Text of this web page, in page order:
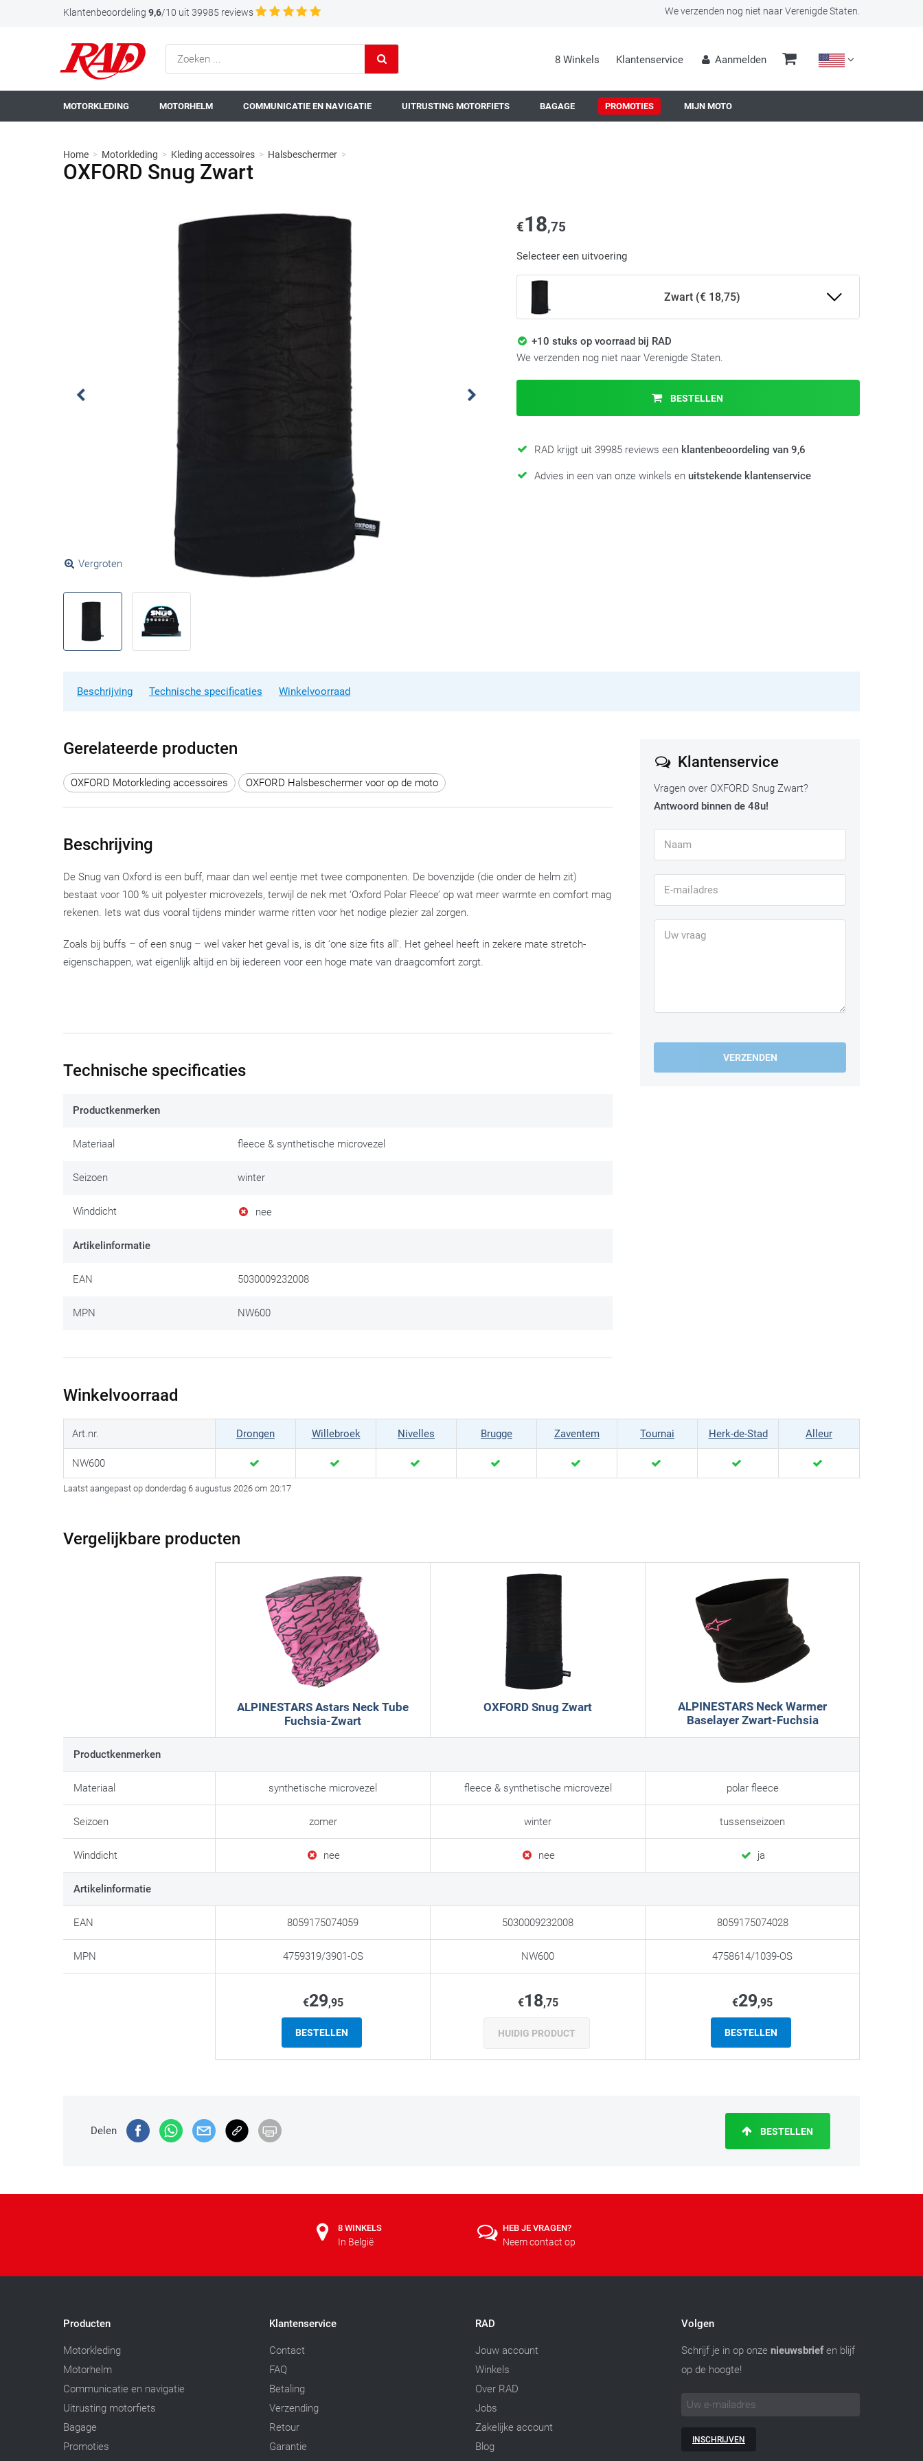
Klantenbeoordeling 9,6/10 uit 39985 reviews We verzenden nog niet naar Verenigde Staten.
8 Winkels Klantenservice Aanmelden
MOTORKLEDING MOTORHELM COMMUNICATIE EN NAVIGATIE UITRUSTING MOTORFIETS BAGAGE PROMOTIES MIJN MOTO
Home > Motorkleding > Kleding accessoires > Halsbeschermer >
OXFORD Snug Zwart
Vergroten
€18,75
Selecteer een uitvoering
Zwart (€ 18,75)
+10 stuks op voorraad bij RAD
We verzenden nog niet naar Verenigde Staten.
BESTELLEN
RAD krijgt uit 39985 reviews een klantenbeoordeling van 9,6
Advies in een van onze winkels en uitstekende klantenservice
Beschrijving Technische specificaties Winkelvoorraad
Gerelateerde producten
OXFORD Motorkleding accessoires OXFORD Halsbeschermer voor op de moto
Beschrijving
De Snug van Oxford is een buff, maar dan wel eentje met twee componenten. De bovenzijde (die onder de helm zit)
bestaat voor 100 % uit polyester microvezels, terwijl de nek met ‘Oxford Polar Fleece’ op wat meer warmte en comfort mag
rekenen. Iets wat dus vooral tijdens minder warme ritten voor het nodige plezier zal zorgen.
Zoals bij buffs – of een snug – wel vaker het geval is, is dit ‘one size fits all’. Het geheel heeft in zekere mate stretch-
eigenschappen, wat eigenlijk altijd en bij iedereen voor een hoge mate van draagcomfort zorgt.
Technische specificaties
Productkenmerken
Materiaal fleece & synthetische microvezel
Seizoen winter
Winddicht nee
Artikelinformatie
EAN 5030009232008
MPN NW600
Klantenservice
Vragen over OXFORD Snug Zwart?
Antwoord binnen de 48u!
VERZENDEN
Winkelvoorraad
Art.nr. Drongen Willebroek Nivelles Brugge Zaventem Tournai Herk-de-Stad Alleur
NW600
Laatst aangepast op donderdag 6 augustus 2026 om 20:17
Vergelijkbare producten
ALPINESTARS Astars Neck Tube
Fuchsia-Zwart
OXFORD Snug Zwart
ALPINESTARS Neck Warmer
Baselayer Zwart-Fuchsia
Productkenmerken
Materiaal synthetische microvezel fleece & synthetische microvezel polar fleece
Seizoen zomer winter tussenseizoen
Winddicht nee nee ja
Artikelinformatie
EAN 8059175074059 5030009232008 8059175074028
MPN 4759319/3901-OS NW600 4758614/1039-OS
€29,95
BESTELLEN
€18,75
HUIDIG PRODUCT
€29,95
BESTELLEN
Delen BESTELLEN
8 WINKELS
In België
HEB JE VRAGEN?
Neem contact op
Producten
Motorkleding
Motorhelm
Communicatie en navigatie
Uitrusting motorfiets
Bagage
Promoties
Klantenservice
Contact
FAQ
Betaling
Verzending
Retour
Garantie
RAD
Jouw account
Winkels
Over RAD
Jobs
Zakelijke account
Blog
Volgen
Schrijf je in op onze nieuwsbriefen blijf
op de hoogte!
INSCHRIJVEN